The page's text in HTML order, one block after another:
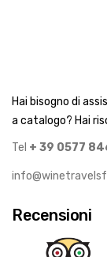
Hai bisogno di
a catalogo? Hai
Tel + 39 0577
Recensioni